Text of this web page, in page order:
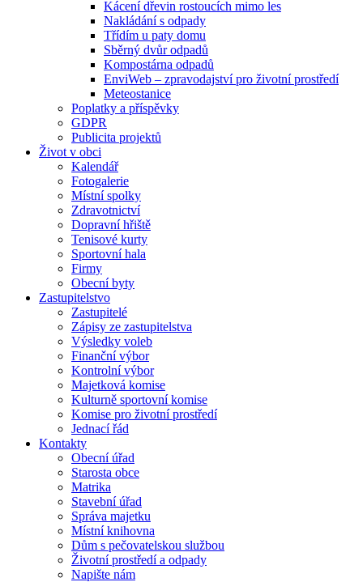
Kácení dřevin rostoucích mimo les
Nakládání s odpady
Třídím u paty domu
Sběrný dvůr odpadů
Kompostárna odpadů
EnviWeb – zpravodajství pro životní prostředí
Meteostanice
Poplatky a příspěvky
GDPR
Publicita projektů
Život v obci
Kalendář
Fotogalerie
Místní spolky
Zdravotnictví
Dopravní hřiště
Tenisové kurty
Sportovní hala
Firmy
Obecní byty
Zastupitelstvo
Zastupitelé
Zápisy ze zastupitelstva
Výsledky voleb
Finanční výbor
Kontrolní výbor
Majetková komise
Kulturně sportovní komise
Komise pro životní prostředí
Jednací řád
Kontakty
Obecní úřad
Starosta obce
Matrika
Stavební úřad
Správa majetku
Místní knihovna
Dům s pečovatelskou službou
Životní prostředí a odpady
Napište nám